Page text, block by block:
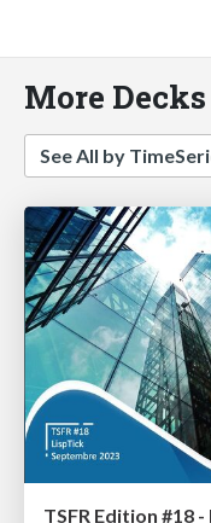
More
See All by